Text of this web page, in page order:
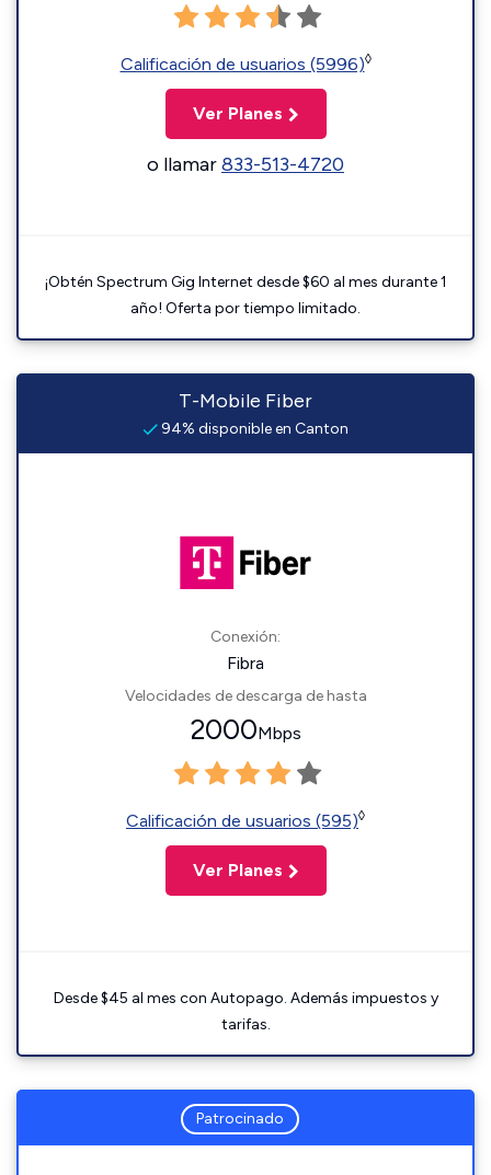
Calificación de usuarios (5996)◊
Ver Planes
o llamar833-513-4720
¡Obtén Spectrum Gig Internet desde $60 al mes durante 1
año! Oferta por tiempo limitado.
T-Mobile Fiber
94% disponible en Canton
Conexión:
Fibra
Velocidades de descarga de hasta
2000Mbps
Calificación de usuarios (595)◊
Ver Planes
Desde $45 al mes con Autopago. Además impuestos y
tarifas.
Patrocinado